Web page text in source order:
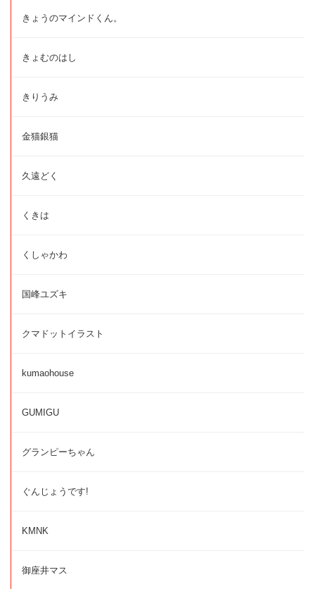
きょうのマインドくん。
きょむのはし
きりうみ
金猫銀猫
久遠どく
くきは
くしゃかわ
国峰ユズキ
クマドットイラスト
kumaohouse
GUMIGU
グランピーちゃん
ぐんじょうです!
KMNK
御座井マス